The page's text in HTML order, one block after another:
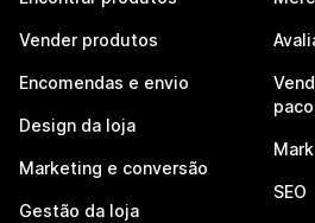
Vender produtos
Encomendas e envio
Design da loja
Marketing e conversão
Gestão da loja
SEO